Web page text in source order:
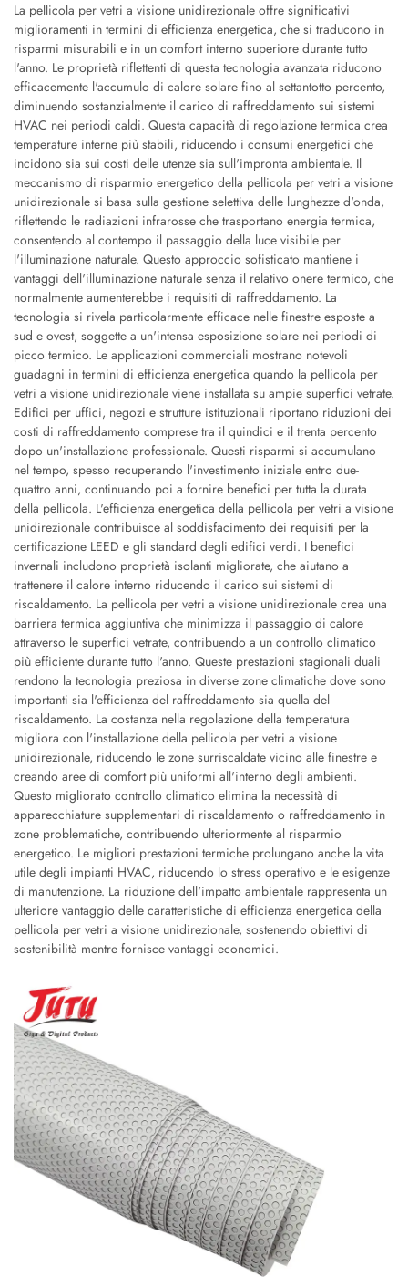
La pellicola per vetri a visione unidirezionale offre significativi
miglioramenti in termini di efficienza energetica, che si traducono in
risparmi misurabili e in un comfort interno superiore durante tutto
l'anno. Le proprietà riflettenti di questa tecnologia avanzata riducono
efficacemente l'accumulo di calore solare fino al settantotto percento,
diminuendo sostanzialmente il carico di raffreddamento sui sistemi
HVAC nei periodi caldi. Questa capacità di regolazione termica crea
temperature interne più stabili, riducendo i consumi energetici che
incidono sia sui costi delle utenze sia sull'impronta ambientale. Il
meccanismo di risparmio energetico della pellicola per vetri a visione
unidirezionale si basa sulla gestione selettiva delle lunghezze d'onda,
riflettendo le radiazioni infrarosse che trasportano energia termica,
consentendo al contempo il passaggio della luce visibile per
l'illuminazione naturale. Questo approccio sofisticato mantiene i
vantaggi dell'illuminazione naturale senza il relativo onere termico, che
normalmente aumenterebbe i requisiti di raffreddamento. La
tecnologia si rivela particolarmente efficace nelle finestre esposte a
sud e ovest, soggette a un'intensa esposizione solare nei periodi di
picco termico. Le applicazioni commerciali mostrano notevoli
guadagni in termini di efficienza energetica quando la pellicola per
vetri a visione unidirezionale viene installata su ampie superfici vetrate.
Edifici per uffici, negozi e strutture istituzionali riportano riduzioni dei
costi di raffreddamento comprese tra il quindici e il trenta percento
dopo un'installazione professionale. Questi risparmi si accumulano
nel tempo, spesso recuperando l'investimento iniziale entro due-
quattro anni, continuando poi a fornire benefici per tutta la durata
della pellicola. L'efficienza energetica della pellicola per vetri a visione
unidirezionale contribuisce al soddisfacimento dei requisiti per la
certificazione LEED e gli standard degli edifici verdi. I benefici
invernali includono proprietà isolanti migliorate, che aiutano a
trattenere il calore interno riducendo il carico sui sistemi di
riscaldamento. La pellicola per vetri a visione unidirezionale crea una
barriera termica aggiuntiva che minimizza il passaggio di calore
attraverso le superfici vetrate, contribuendo a un controllo climatico
più efficiente durante tutto l'anno. Queste prestazioni stagionali duali
rendono la tecnologia preziosa in diverse zone climatiche dove sono
importanti sia l'efficienza del raffreddamento sia quella del
riscaldamento. La costanza nella regolazione della temperatura
migliora con l'installazione della pellicola per vetri a visione
unidirezionale, riducendo le zone surriscaldate vicino alle finestre e
creando aree di comfort più uniformi all'interno degli ambienti.
Questo migliorato controllo climatico elimina la necessità di
apparecchiature supplementari di riscaldamento o raffreddamento in
zone problematiche, contribuendo ulteriormente al risparmio
energetico. Le migliori prestazioni termiche prolungano anche la vita
utile degli impianti HVAC, riducendo lo stress operativo e le esigenze
di manutenzione. La riduzione dell'impatto ambientale rappresenta un
ulteriore vantaggio delle caratteristiche di efficienza energetica della
pellicola per vetri a visione unidirezionale, sostenendo obiettivi di
sostenibilità mentre fornisce vantaggi economici.